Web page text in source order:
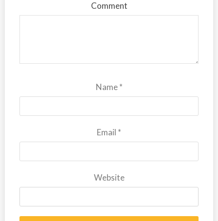
Comment
Name*
Email *
Website